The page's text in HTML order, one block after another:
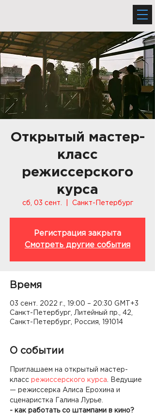
Открытый мастер-
класс
режиссерского
курса
сб, 03 сент. Санкт-Петербург
Регистрация закрыта
Смотреть другие события
Время
03 сент. 2022 г., 19:00 – 20:30 GMT+3
Санкт-Петербург, Литейный пр., 42,
Санкт-Петербург, Россия, 191014
О событии
Приглашаем на открытый мастер-
класс режиссерского курса . Ведущие
— режиссерка Алиса Ерохина и
сценаристка Галина Лурье.
- как работать со штампами в кино?